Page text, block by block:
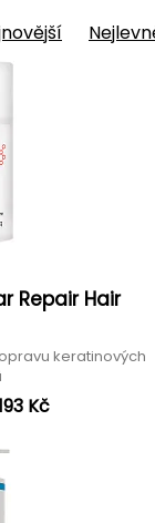
Repair Hair
keratinových
Kč